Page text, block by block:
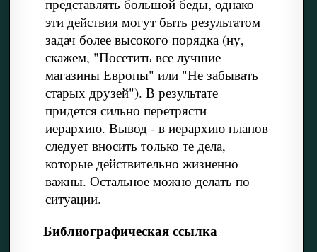
представлять большой беды, однако
эти действия могут быть результатом
задач более высокого порядка (ну,
скажем, "Посетить все лучшие
магазины Европы" или "Не забывать
старых друзей"). В результате
придется сильно перетрясти
иерархию. Вывод - в иерархию планов
следует вносить только те дела,
которые действительно жизненно
важны. Остальное можно делать по
ситуации.
Библиографическая ссылка